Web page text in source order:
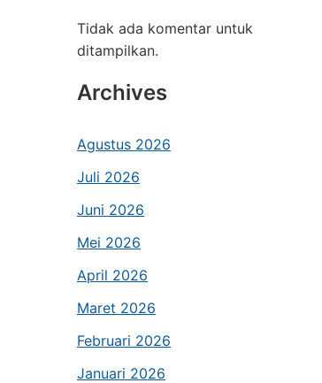
Tidak ada komentar untuk
ditampilkan.
Archives
Agustus 2026
Juli 2026
Juni 2026
Mei 2026
April 2026
Maret 2026
Februari 2026
Januari 2026